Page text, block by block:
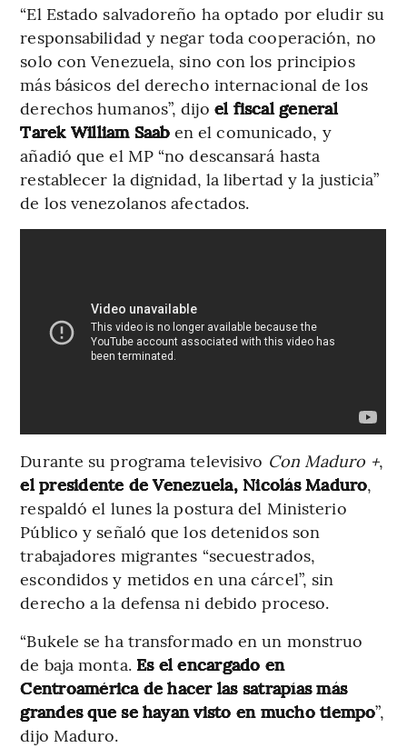
“El Estado salvadoreño ha optado por eludir su
responsabilidad y negar toda cooperación, no
solo con Venezuela, sino con los principios
más básicos del derecho internacional de los
derechos humanos”, dijo el fiscal general
Tarek William Saaben el comunicado, y
añadió que el MP “no descansará hasta
restablecer la dignidad, la libertad y la justicia”
de los venezolanos afectados.
Durante su programa televisivo Con Maduro +,
el presidente de Venezuela, Nicolás Maduro,
respaldó el lunes la postura del Ministerio
Público y señaló que los detenidos son
trabajadores migrantes “secuestrados,
escondidos y metidos en una cárcel”, sin
derecho a la defensa ni debido proceso.
“Bukele se ha transformado en un monstruo
de baja monta.Es el encargado en
Centroamérica de hacer las satrapías más
grandes que se hayan visto en mucho tiempo”,
dijo Maduro.